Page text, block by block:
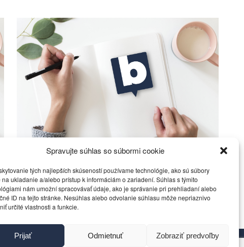
Spravujte súhlas so súbormi cookie
tých najlepších skúseností používame technológie, ako sú súbory
na ukladanie a/alebo prístup k informáciám o zariadení. Súhlas s týmito
nám umožní spracovávať údaje, ako je správanie pri prehliadaní alebo
ID na tejto stránke. Nesúhlas alebo odvolanie súhlasu môže nepriaznivo
určité vlastnosti a funkcie.
Prijať Odmietnuť Zobraziť predvoľby
Ficova vláda a médiá…
Politika 4. decembra 2023